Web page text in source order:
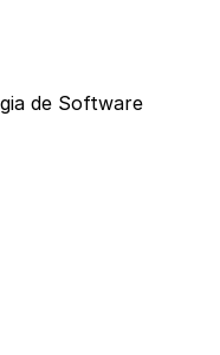
de Software